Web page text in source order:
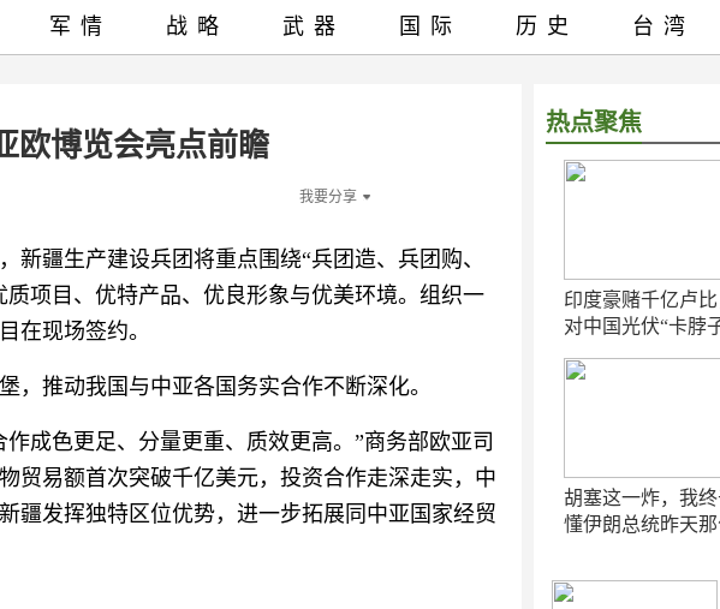
欧博览会亮点前瞻
我要分享
疆生产建设兵团将重点围绕“兵团造、兵团购、
项目、优特产品、优良形象与优美环境。组织一
在现场签约。
，推动我国与中亚各国务实合作不断深化。
成色更足、分量更重、质效更高。”商务部欧亚司
贸易额首次突破千亿美元，投资合作走深走实，中
疆发挥独特区位优势，进一步拓展同中亚国家经贸
热点聚焦
印度豪赌千亿卢
对中国光伏“卡脖
胡塞这一炸，我
懂伊朗总统昨天
军情 战略 武器 国际 历史 台湾